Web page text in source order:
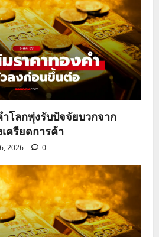
โลกพุ่งรับปัจจัยบวกจาก
ครียดการค้า
2026 0